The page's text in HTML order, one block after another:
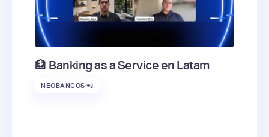
🏦 Banking as a Service en Latam
NEOBANCOS 📲